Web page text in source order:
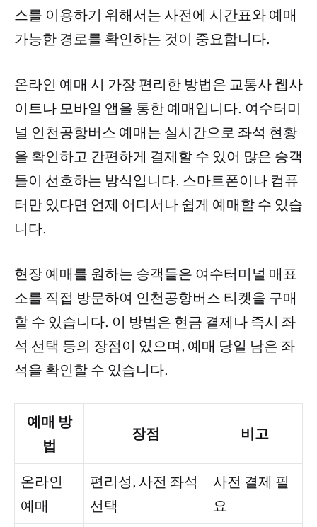
스를 이용하기 위해서는 사전에 시간표와 예매
가능한 경로를 확인하는 것이 중요합니다.
온라인 예매 시 가장 편리한 방법은 교통사 웹사
이트나 모바일 앱을 통한 예매입니다. 여수터미
널 인천공항버스 예매는 실시간으로 좌석 현황
을 확인하고 간편하게 결제할 수 있어 많은 승객
들이 선호하는 방식입니다. 스마트폰이나 컴퓨
터만 있다면 언제 어디서나 쉽게 예매할 수 있습
니다.
현장 예매를 원하는 승객들은 여수터미널 매표
소를 직접 방문하여 인천공항버스 티켓을 구매
할 수 있습니다. 이 방법은 현금 결제나 즉시 좌
석 선택 등의 장점이 있으며, 예매 당일 남은 좌
석을 확인할 수 있습니다.
예매 방
법
장점 비고
온라인
예매
편리성, 사전 좌석
선택
사전 결제 필
요